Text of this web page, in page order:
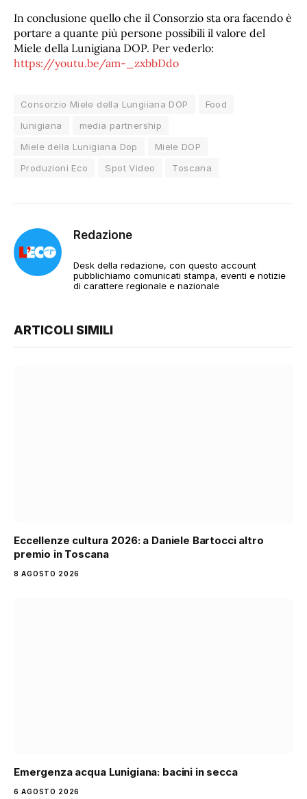
In conclusione quello che il Consorzio sta ora facendo è
portare a quante più persone possibili il valore del
Miele della Lunigiana DOP. Per vederlo:
https://youtu.be/am-_zxbbDdo
Consorzio Miele della Lungiiana DOP
Food
lunigiana
media partnership
Miele della Lunigiana Dop
Miele DOP
Produzioni Eco
Spot Video Toscana
Redazione
Desk della redazione, con questo account
pubblichiamo comunicati stampa, eventi e notizie
di carattere regionale e nazionale
ARTICOLI SIMILI
Eccellenze cultura 2026: a Daniele Bartocci altro
premio in Toscana
8 AGOSTO 2026
Emergenza acqua Lunigiana: bacini in secca
6 AGOSTO 2026